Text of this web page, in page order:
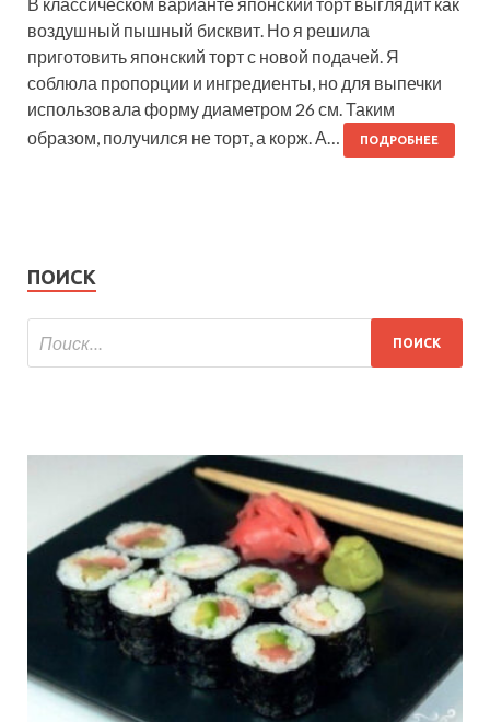
воздушный пышный бисквит. Но я решила
приготовить японский торт с новой подачей. Я
соблюла пропорции и ингредиенты, но для выпечки
использовала форму диаметром 26 см. Таким
образом, получился не торт, а корж. А…
ПОДРОБНЕЕ
ПОИСК